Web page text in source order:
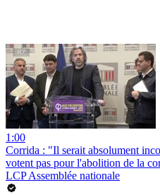
1:00
Corrida : "Il serait absolument
votent pas pour l'abolition de la
LCP Assemblée nationale